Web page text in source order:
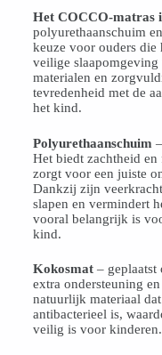
Het COCCO-matras
polyurethaanschuim
keuze voor ouders die
veilige
materialen en
tevredenheid met de
het kind.
Polyurethaanschuim
Het biedt zachtheid
zorgt voor een juiste
Dankzij zijn
slapen en vermindert
vooral belangrijk is
kind.
Kokosmat– geplaatst
extra ondersteuning
natuurlijk materiaal
antibacterieel is,
veilig is voor kinderen.